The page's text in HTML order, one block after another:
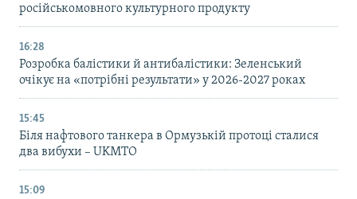
російськомовного культурного продукту
16:28
Розробка балістики й антибалістики: Зеленський
очікує на «потрібні результати» у 2026-2027 роках
15:45
Біля нафтового танкера в Ормузькій протоці сталися
два вибухи – UKMTO
15:09